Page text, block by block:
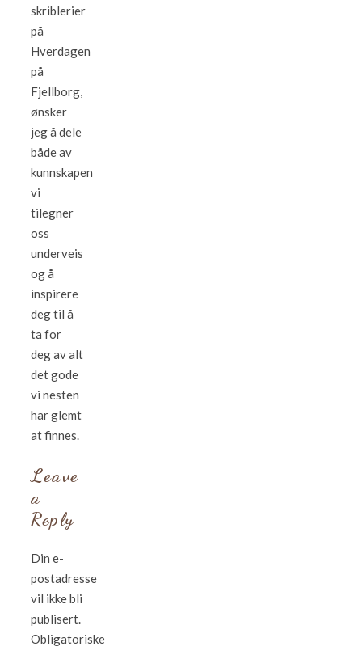
skriblerier
på
Hverdagen
på
Fjellborg,
ønsker
jeg å dele
både av
kunnskapen
vi
tilegner
oss
underveis
og å
inspirere
deg til å
ta for
deg av alt
det gode
vi nesten
har glemt
at finnes.
Leave
a
Reply
Din e-
postadresse
vil ikke bli
publisert.
Obligatoriske